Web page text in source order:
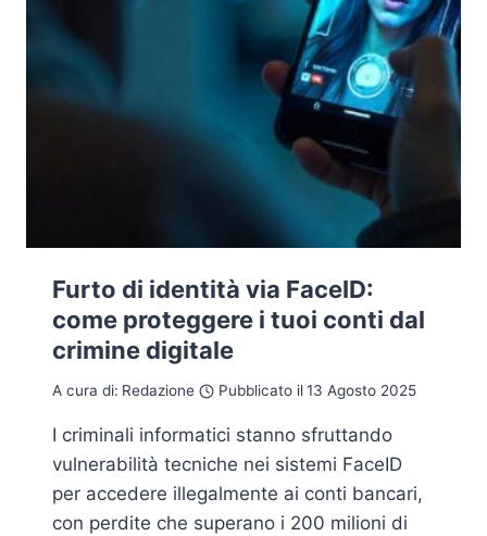
Furto di identità via FaceID:
come proteggere i tuoi conti dal
crimine digitale
A cura di: Redazione Pubblicato il13 Agosto 2025
I criminali informatici stanno sfruttando
vulnerabilità tecniche nei sistemi FaceID
per accedere illegalmente ai conti bancari,
con perdite che superano i 200 milioni di